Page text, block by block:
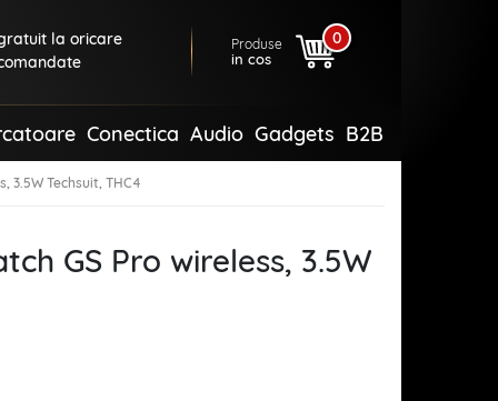
la oricare
Produse
in cos
0
Conectica Audio Gadgets B2B
3.5W Techsuit, THC4
GS Pro wireless, 3.5W